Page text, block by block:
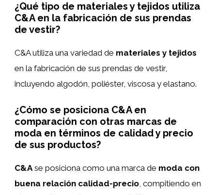
¿Qué tipo de materiales y tejidos utiliza
C&A en la fabricación de sus prendas
de vestir?
C&A utiliza una variedad de materiales y tejidos
en la fabricación de sus prendas de vestir,
incluyendo algodón, poliéster, viscosa y elastano.
¿Cómo se posiciona C&A en
comparación con otras marcas de
moda en términos de calidad y precio
de sus productos?
C&A se posiciona como una marca de moda con
buena relación calidad-precio , compitiendo en